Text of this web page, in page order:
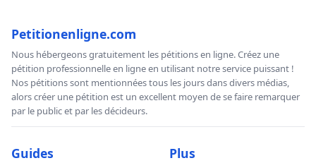
Petitionenligne.com
Nous hébergeons gratuitement les pétitions en ligne. Créez une
pétition professionnelle en ligne en utilisant notre service puissant !
Nos pétitions sont mentionnées tous les jours dans divers médias,
alors créer une pétition est un excellent moyen de se faire remarquer
par le public et par les décideurs.
Guides Plus